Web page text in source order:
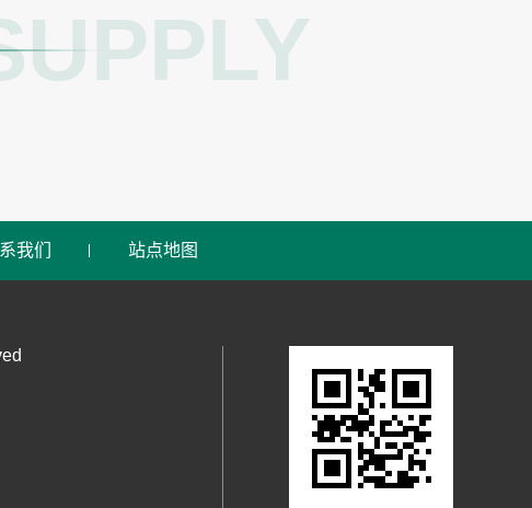
我们 站点地图